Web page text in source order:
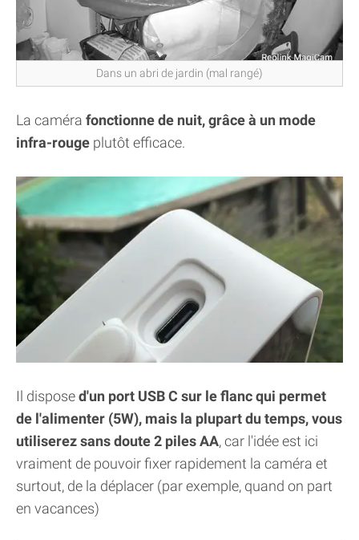
Dans un abri de jardin (mal rangé)
La caméra fonctionne de nuit, grâce à un mode
infra-rouge plutôt efficace.
Il disposed'un port USB C sur le flanc qui permet
de l'alimenter (5W), mais la plupart du temps, vous
utiliserez sans doute 2 piles AA, car l'idée est ici
vraiment de pouvoir fixer rapidement la caméra et
surtout, de la déplacer (par exemple, quand on part
en vacances)